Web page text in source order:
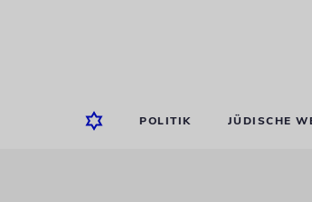
POLITIK JÜDISCHE